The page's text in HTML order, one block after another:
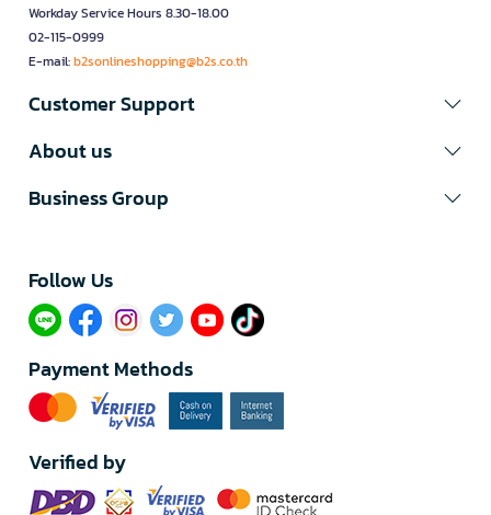
Workday Service Hours 8.30-18.00
02-115-0999
E-mail:b2sonlineshopping@b2s.co.th
Customer Support
About us
Business Group
Follow Us​
Payment Methods
Verified by